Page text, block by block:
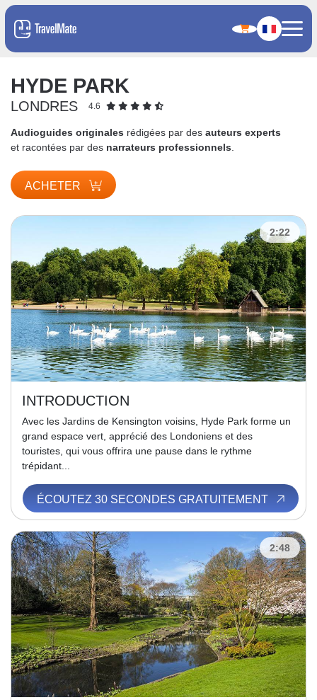
HYDE PARK
LONDRES 4.6
Audioguides originales rédigées par des auteurs experts
et racontées par des narrateurs professionnels
ACHETER
2:22
INTRODUCTION
Avec les Jardins de Kensington voisins, Hyde Park forme un
grand espace vert, apprécié des Londoniens et des
touristes, qui vous offrira une pause dans le rythme
trépidant...
ÉCOUTEZ 30 SECONDES GRATUITEMENT
2:48